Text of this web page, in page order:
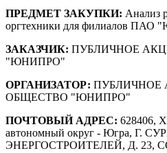
ПРЕДМЕТ ЗАКУПКИ: Анализ
оргтехники для филиалов ПАО
ЗАКАЗЧИК: ПУБЛИЧНОЕ
"ЮНИПРО"
ОРГАНИЗАТОР: ПУБЛИЧНОЕ
ОБЩЕСТВО "ЮНИПРО"
ПОЧТОВЫЙ АДРЕС: 628406,
автономный округ - Югра, Г.
ЭНЕРГОСТРОИТЕЛЕЙ, Д. 23,